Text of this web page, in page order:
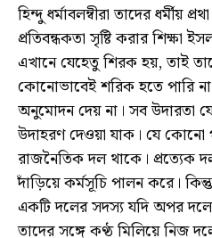
হিন্দু ধর্মাবলম্বীরা তাদের ধর্মীয়
প্রতিবন্ধকতা সৃষ্টি করার শিক্ষা
এখানে যেহেতু শিরক হয়, তাই
কোনোভাবেই শরিক হতে পারি
অনুমোদন দেয় না। সব উদারতা
উদাহরণ দেওয়া যাক। যে কোনো
রাজনৈতিক দল থাকে।
দাঁড়িয়ে কর্মসূচি পালন করে।
একটি দলের সদস্য যদি অপর
তাদের সঙ্গে কণ্ঠ মিলিয়ে নিজ